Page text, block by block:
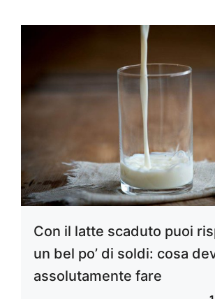
Con il latte scaduto puoi
un bel po’ di soldi: cosa
assolutamente fare